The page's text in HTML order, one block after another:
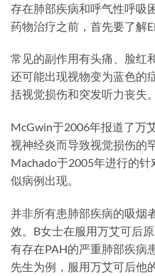
存在肺部疾病和呼气性呼吸
药物治疗之前，首先要了解
常见的副作用有头痛、脸红
还可能出现视物变为蓝色的
括视觉损伤和突发听力丧失。
McGwin于2006年报道了万
视神经炎而导致视觉损伤的
Machado于2005年进行的
似病例出现。
并非所有患肺部疾病的吸烟
效。B女士在服用万艾可后
有存在PAH的严重肺部疾病
先生为例，服用万艾可后他